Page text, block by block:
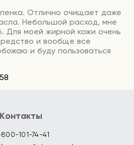
Отлично очищает даже
Небольшой расход, мне
Для моей жирной кожи очень
и вообще все
и буду пользоваться
Контакты
101-74-41